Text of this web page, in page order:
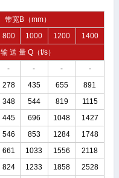
带宽B（mm）
800 1000 1200
1400
输 送 量 Q（t/s）
- - -
-
278 435 655
891
348 544 819
1115
445 696 1048
1427
546 853 1284
1748
661 1033 1556
2118
824 1233 1858
2528